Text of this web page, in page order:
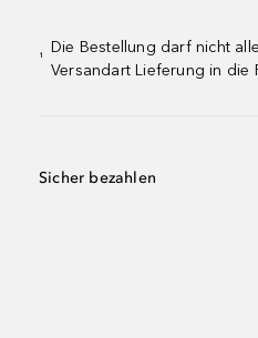
¹
Die Bestellung darf nicht
Versandart Lieferung in die
Sicher bezahlen